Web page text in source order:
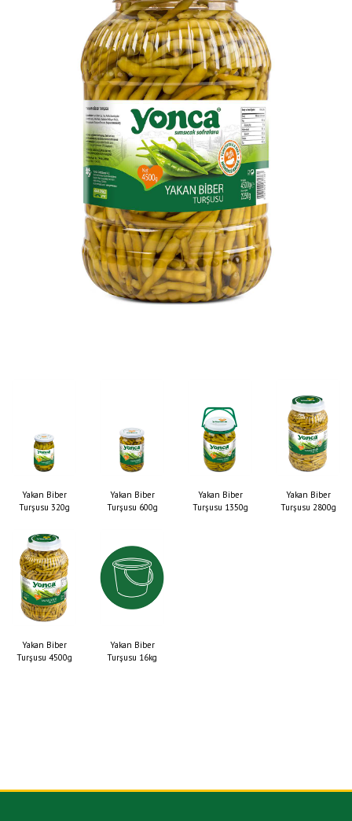
Yakan Biber
Turşusu 320g
Yakan Biber
Turşusu 600g
Yakan Biber
Turşusu 1350g
Yakan Biber
Turşusu 2800g
Yakan Biber
Turşusu 4500g
Yakan Biber
Turşusu 16kg